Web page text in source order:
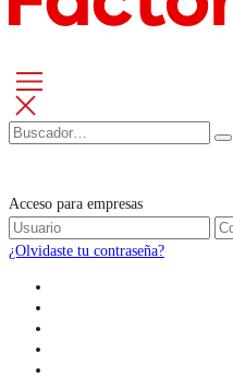
Acceso para empresas
¿Olvidaste tu contraseña?